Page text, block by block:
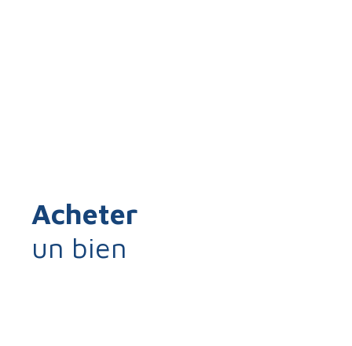
Acheter
un bien